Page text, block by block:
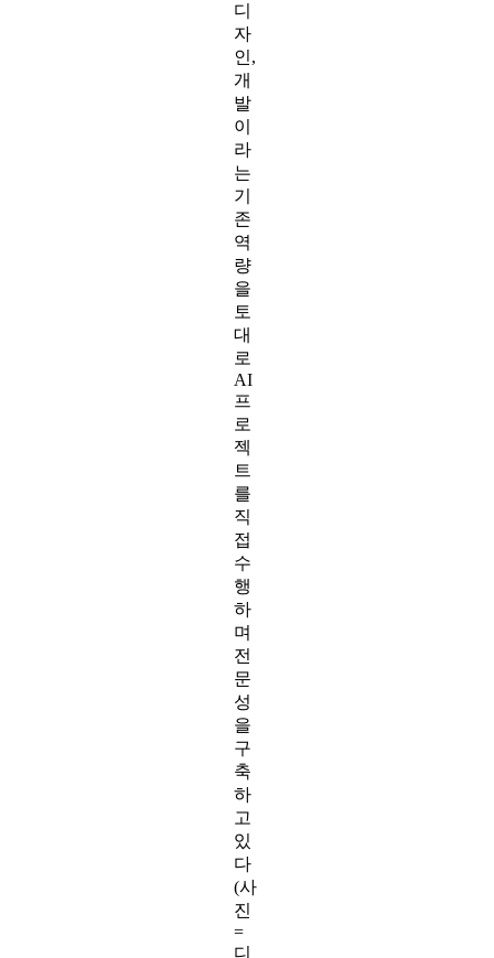
디
자
인,
개
발
이
라
는
기
존
역
량
을
토
대
로
AI
프
로
젝
트
를
직
접
수
행
하
며
전
문
성
을
구
축
하
고
있
다
(사
진
=
디